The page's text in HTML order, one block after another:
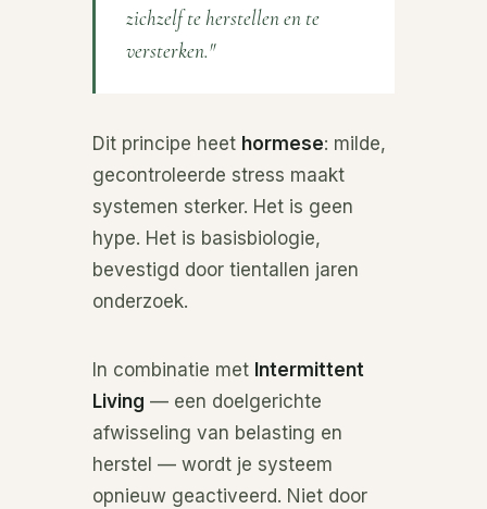
zichzelf te herstellen en te
versterken."
Dit principe heet hormese: milde,
gecontroleerde stress maakt
systemen sterker. Het is geen
hype. Het is basisbiologie,
bevestigd door tientallen jaren
onderzoek.
In combinatie met Intermittent
Living — een doelgerichte
afwisseling van belasting en
herstel — wordt je systeem
opnieuw geactiveerd. Niet door